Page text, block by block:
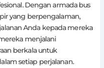
Dengan armada bus
yang berpengalaman,
Anda kepada mereka
menjalani
berkala untuk
setiap perjalanan.